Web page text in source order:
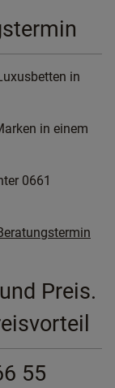
in
in einem
0661
Preis.
55